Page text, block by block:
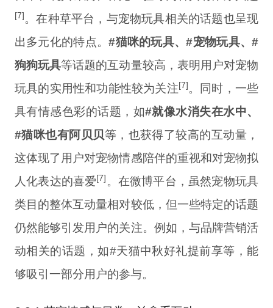
[7]。在种草平台，与宠物玩具相关的话题也呈现
出多元化的特点。#猫咪的玩具、#宠物玩具、#
狗狗玩具等话题的互动量较高，表明用户对宠物
玩具的实用性和功能性较为关注[7]。同时，一些
具有情感色彩的话题，如#就像水消失在水中、
#猫咪也有阿贝贝等，也获得了较高的互动量，
这体现了用户对宠物情感陪伴的重视和对宠物拟
人化表达的喜爱[7] 。在微博平台，虽然宠物玩具
类目的整体互动量相对较低，但一些特定的话题
仍然能够引发用户的关注。例如，与品牌营销活
动相关的话题，如#天猫中秋好礼提前享等，能
够吸引一部分用户的参与。